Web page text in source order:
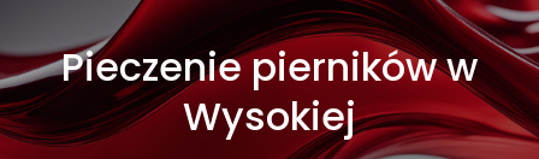
Pieczenie pierników w
Wysokiej